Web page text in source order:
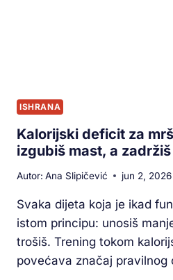
ISHRANA
Kalorijski deficit za
izgubiš mast, a
Autor: Ana Slipičević jun 2, 2026
Svaka dijeta koja je ikad
istom principu: unosiš
trošiš. Trening tokom
povećava značaj